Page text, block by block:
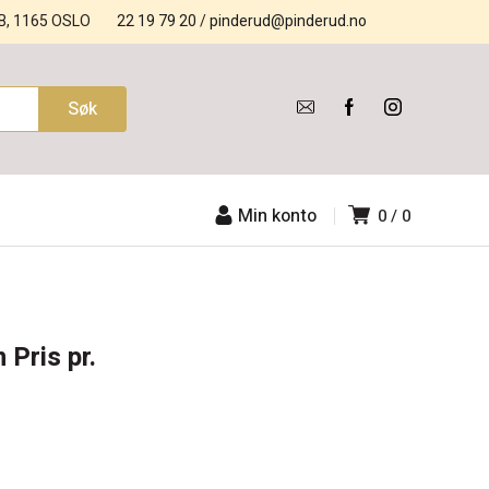
22 19 79 20/pinderud@pinderud.no
1165 OSLO
0 0
Min konto
Pris pr.